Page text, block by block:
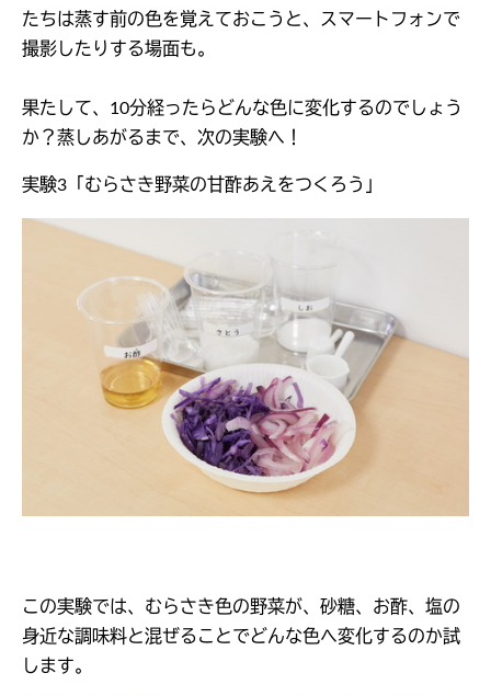
たちは蒸す前の色を覚えておこうと、スマートフォンで
撮影したりする場面も。
果たして、10分経ったらどんな色に変化するのでしょう
か？蒸しあがるまで、次の実験へ！
実験3「むらさき野菜の甘酢あえをつくろう」
この実験では、むらさき色の野菜が、砂糖、お酢、塩の
身近な調味料と混ぜることでどんな色へ変化するのか試
します。